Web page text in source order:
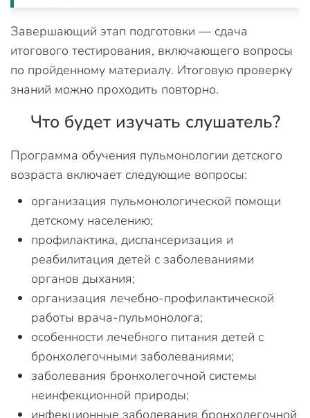
Завершающий этап подготовки — сдача
итогового тестирования, включающего вопросы
по пройденному материалу. Итоговую проверку
знаний можно проходить повторно.
Что будет изучать слушатель?
Программа обучения пульмонологии детского
возраста включает следующие вопросы:
организация пульмонологической помощи
детскому населению;
профилактика, диспансеризация и
реабилитация детей с заболеваниями
органов дыхания;
организация лечебно-профилактической
работы врача-пульмонолога;
особенности лечебного питания детей с
бронхолегочными заболеваниями;
заболевания бронхолегочной системы
неинфекционной природы;
инфекционные заболевания бронхолегочной